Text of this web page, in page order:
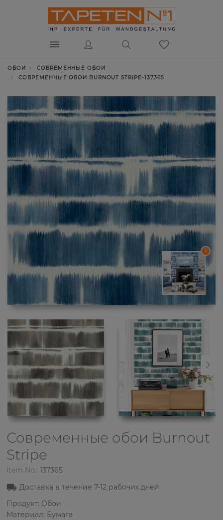
ОБОИ
СОВРЕМЕННЫЕ ОБОИ
СОВРЕМЕННЫЕ ОБОИ BURNOUT STRIPE-137365
1
Современные обои Burnout
Stripe
Item No.: 137365
Доставка в течение7-12 рабочих дней
Продукт: Обои
Материал: Бумага